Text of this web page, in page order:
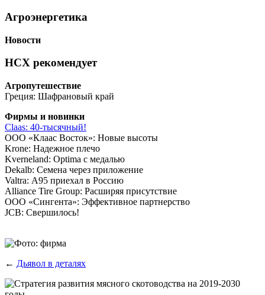
Агроэнергетика
Ново­сти
НСХ рекомендует
Агро­пу­те­ше­ствие
Гре­ция: Шафра­но­вый край
Фир­мы и новинки
Claas: 40‑тысячный!
ООО «Кла­ас Восток»: Новые высоты
Krone: Надеж­ное плечо
Kverneland: Optima с медалью
Dekalb: Семе­на через приложение
Valtra: А95 при­е­хал в Россию
Alliance Tire Group: Рас­ши­ряя присутствие
ООО «Син­ген­та»: Эффек­тив­ное партнерство
JCB: Свершилось!
← Дьявол в деталях